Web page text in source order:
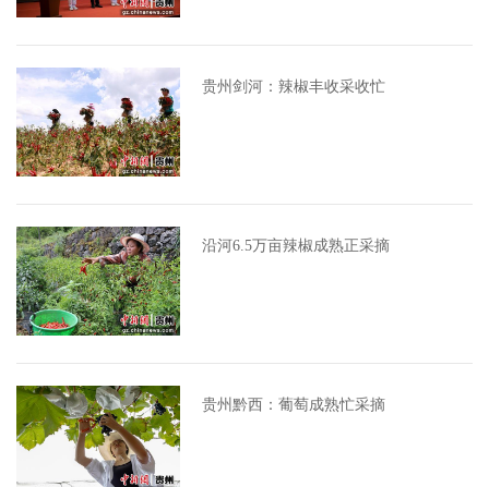
贵州剑河：辣椒丰收采收忙
沿河6.5万亩辣椒成熟正采摘
贵州黔西：葡萄成熟忙采摘